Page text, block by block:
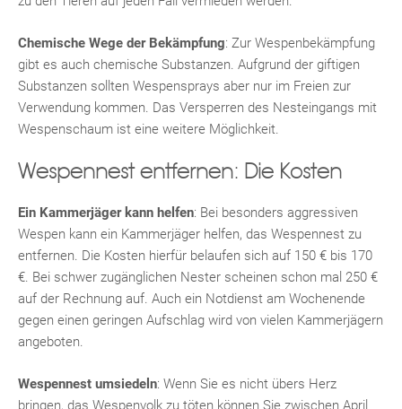
Fac Inst Twi Pint Link Wh
Chemische Wege der Bekämpfung: Zur Wespenbekämpfung
gibt es auch chemische Substanzen. Aufgrund der giftigen
Substanzen sollten Wespensprays aber nur im Freien zur
Verwendung kommen. Das Versperren des Nesteingangs mit
Wespenschaum ist eine weitere Möglichkeit.
Wespennest entfernen: Die Kosten
Ein Kammerjäger kann helfen: Bei besonders aggressiven
Wespen kann ein Kammerjäger helfen, das Wespennest zu
entfernen. Die Kosten hierfür belaufen sich auf 150 € bis 170
€. Bei schwer zugänglichen Nester scheinen schon mal 250 €
auf der Rechnung auf. Auch ein Notdienst am Wochenende
gegen einen geringen Aufschlag wird von vielen Kammerjägern
angeboten.
Wespennest umsiedeln: Wenn Sie es nicht übers Herz
bringen, das Wespenvolk zu töten können Sie zwischen April